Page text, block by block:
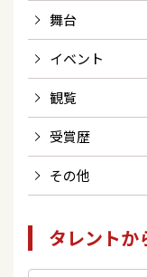
舞台
イベント
観覧
受賞歴
その他
タレントか